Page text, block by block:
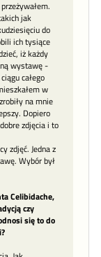
jak
do
ich tysiące
iż każdy
wystawę -
całego
w
na mnie
Dopiero
zdjęcia i to
zdjęć. Jedna z
Wybór był
Celibidache,
czy
się to do